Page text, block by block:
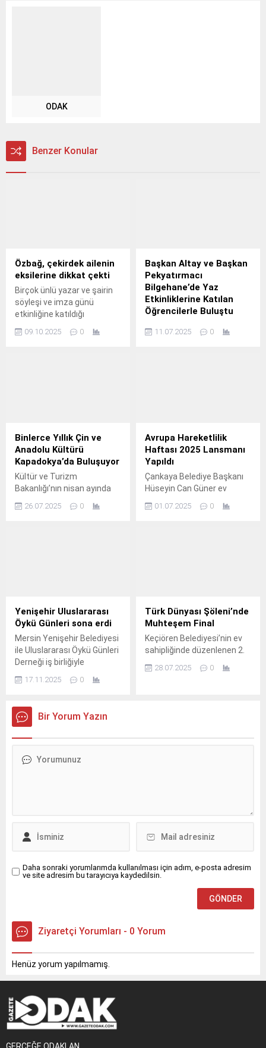
ODAK
Benzer Konular
Özbağ, çekirdek ailenin
eksilerine dikkat çekti
Birçok ünlü yazar ve şairin
söyleşi ve imza günü
etkinliğine katıldığı
09.10.2025 0
Başkan Altay ve Başkan
Pekyatırmacı
Bilgehane’de Yaz
Etkinliklerine Katılan
Öğrencilerle Buluştu
Başkanı Uğur İbrahim Altay,
geldi.
11.07.2025 0
Binlerce Yıllık Çin ve
Anadolu Kültürü
Kapadokya’da Buluşuyor
Kültür ve Turizm
Bakanlığı’nın nisan ayında
Türkiye'nin değil, dünyanın
bölgesinde yapılacak.
26.07.2025 0
Avrupa Hareketlilik
Haftası 2025 Lansmanı
Yapıldı
Çankaya Belediye Başkanı
Hüseyin Can Güner ev
Avrupa Hareketlilik
01.07.2025 0
Yenişehir Uluslararası
Öykü Günleri sona erdi
Mersin Yenişehir Belediyesi
ile Uluslararası Öykü Günleri
Derneği iş birliğiyle
Uluslararası Öykü Günleri,
programıyla sona erdi.
17.11.2025 0
Türk Dünyası Şöleni’nde
Muhteşem Final
Keçiören Belediyesi’nin ev
sahipliğinde düzenlenen 2.
28.07.2025 0
Bir Yorum Yazın
Daha sonraki yorumlarımda kullanılması için adım, e-posta adresim
ve site adresim bu tarayıcıya kaydedilsin.
Ziyaretçi Yorumları - 0 Yorum
Henüz yorum yapılmamış.